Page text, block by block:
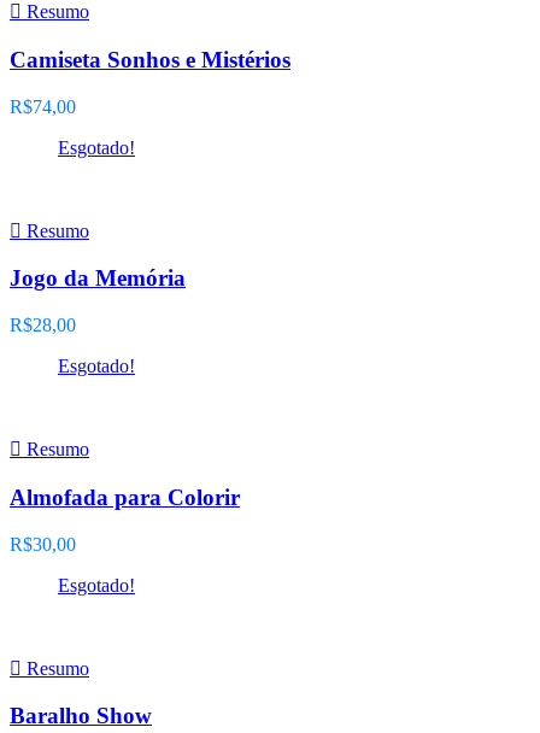
Resumo
Camiseta Sonhos e Mistérios
R$74,00
Esgotado!
Resumo
Jogo da Memória
R$28,00
Esgotado!
Resumo
Almofada para Colorir
R$30,00
Esgotado!
Resumo
Baralho Show